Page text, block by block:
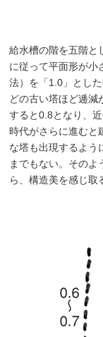
給水槽の階を五階と
に従って平面形が小
法）を「1.0」とし
どの古い塔ほど逓減
すると0.8となり、
時代がさらに進むと
な塔も出現するよう
までもない。その
ら、構造美を感じ取